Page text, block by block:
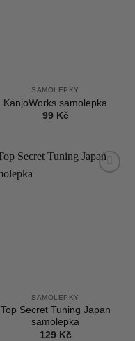
SAMOLEPKY
KanjoWorks samolepka
99 Kč
SAMOLEPKY
Top Secret Tuning Japan
samolepka
129 Kč